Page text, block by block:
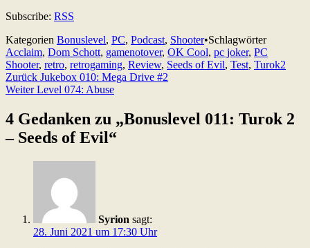
Subscribe: RSS
Kategorien Bonuslevel, PC, Podcast, Shooter•Schlagwörter
Acclaim, Dom Schott, gamenotover, OK Cool, pc joker, PC
Shooter, retro, retrogaming, Review, Seeds of Evil, Test, Turok2
Beitragsnavigation
Zurück Jukebox 010: Mega Drive #2
Weiter Level 074: Abuse
4 Gedanken zu „Bonuslevel 011: Turok 2
– Seeds of Evil“
Syrion sagt:
28. Juni 2021 um 17:30 Uhr